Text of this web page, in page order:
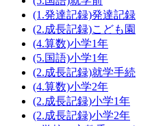
(1.発達記録)発達記録
(2.成長記録)こども園
(4.算数)小学1年
(5.国語)小学1年
(2.成長記録)就学手続
(4.算数)小学2年
(2.成長記録)小学1年
(2.成長記録)小学2年